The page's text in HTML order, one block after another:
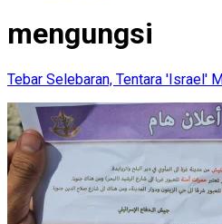
mengungsi
Tebar Selebaran, Tentara 'Israel'